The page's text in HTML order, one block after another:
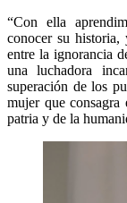
“Con ella
conocer su historia,
entre la ignorancia
una luchadora
superación de los
mujer que consagra
patria y de la